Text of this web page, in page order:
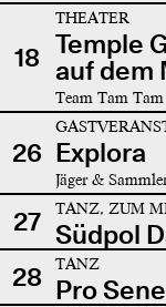
18
THEATER
Temple
auf dem
Team Tam Tam
26 Explora
Jäger &
27 TANZ, ZUM
Südpol
28
TANZ
Pro